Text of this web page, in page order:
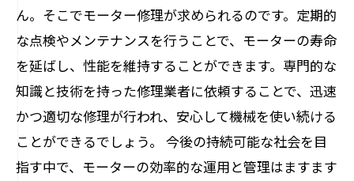
ん。そこでモーター修理が求められるのです。定期的
な点検やメンテナンスを行うことで、モーターの寿命
を延ばし、性能を維持することができます。専門的な
知識と技術を持った修理業者に依頼することで、迅速
かつ適切な修理が行われ、安心して機械を使い続ける
ことができるでしょう。 今後の持続可能な社会を目
指す中で、モーターの効率的な運用と管理はますます